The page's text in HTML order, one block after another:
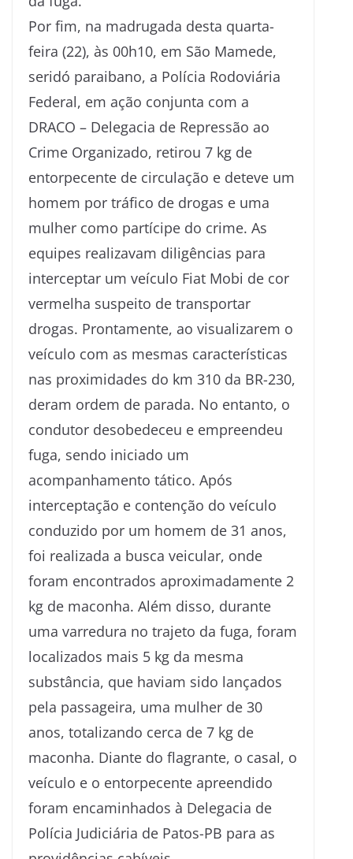
Por fim, na madrugada desta quarta-
feira (22), às 00h10, em São Mamede,
seridó paraibano, a Polícia Rodoviária
Federal, em ação conjunta com a
DRACO – Delegacia de Repressão ao
Crime Organizado, retirou 7 kg de
entorpecente de circulação e deteve um
homem por tráfico de drogas e uma
mulher como partícipe do crime. As
equipes realizavam diligências para
interceptar um veículo Fiat Mobi de cor
vermelha suspeito de transportar
drogas. Prontamente, ao visualizarem o
veículo com as mesmas características
nas proximidades do km 310 da BR-230,
deram ordem de parada. No entanto, o
condutor desobedeceu e empreendeu
fuga, sendo iniciado um
acompanhamento tático. Após
interceptação e contenção do veículo
conduzido por um homem de 31 anos,
foi realizada a busca veicular, onde
foram encontrados aproximadamente 2
kg de maconha. Além disso, durante
uma varredura no trajeto da fuga, foram
localizados mais 5 kg da mesma
substância, que haviam sido lançados
pela passageira, uma mulher de 30
anos, totalizando cerca de 7 kg de
maconha. Diante do flagrante, o casal, o
veículo e o entorpecente apreendido
foram encaminhados à Delegacia de
Polícia Judiciária de Patos-PB para as